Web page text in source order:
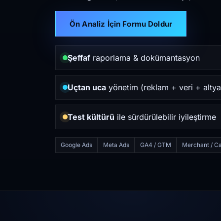
Ön Analiz İçin Formu Doldur
Şeffafraporlama & dokümantasyon
Uçtan uca yönetim (reklam + veri +
Test kültürü ile sürdürülebilir iyileştirme
Google Ads Meta Ads GA4 / GTM Merchant /